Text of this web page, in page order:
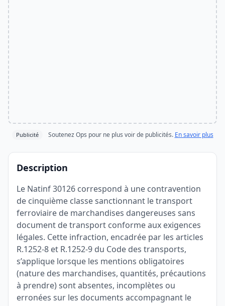
Publicité Soutenez Ops pour ne plus voir de publicités. En savoir plus
Description
Le Natinf 30126 correspond à une contravention
de cinquième classe sanctionnant le transport
ferroviaire de marchandises dangereuses sans
document de transport conforme aux exigences
légales. Cette infraction, encadrée par les articles
R.1252-8 et R.1252-9 du Code des transports,
s’applique lorsque les mentions obligatoires
(nature des marchandises, quantités, précautions
à prendre) sont absentes, incomplètes ou
erronées sur les documents accompagnant le